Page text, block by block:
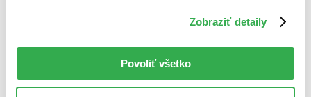
Zobraziť detaily
Povoliť všetko
Zuzana Galková
24. júna 2010